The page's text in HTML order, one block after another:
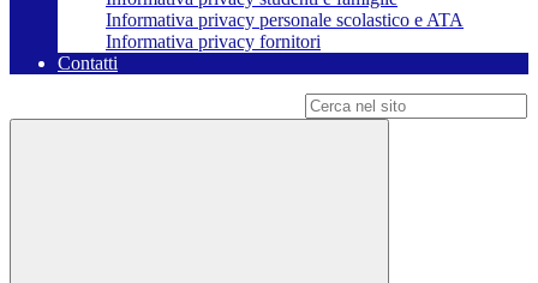
Informativa privacy personale scolastico e ATA
Informativa privacy fornitori
Contatti